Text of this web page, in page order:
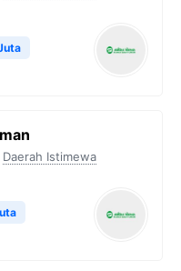
Daerah Istimewa